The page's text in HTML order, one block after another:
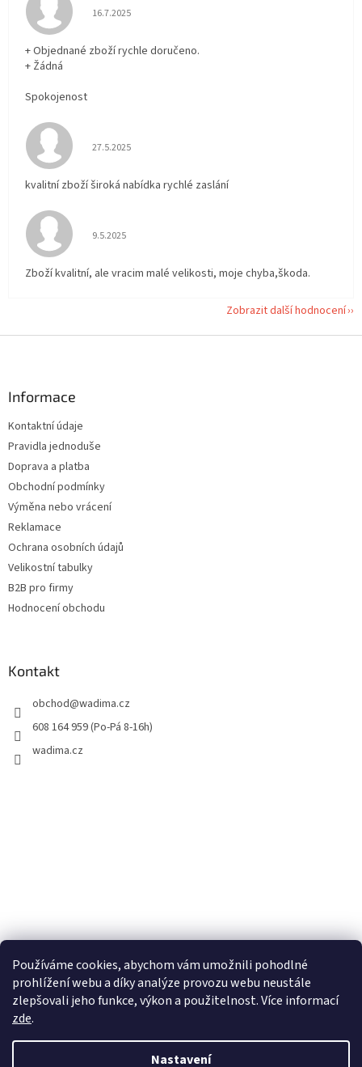
Používáme cookies, abychom vám umožnili pohodlné
prohlížení webu a díky analýze provozu webu neustále
zlepšovali jeho funkce, výkon a použitelnost. Více informací
zde.
Nastavení
Hodnocení obchodu je 5 z 5 hvězdiček.
16.7.2025
+ Objednané zboží rychle doručeno.
+ Žádná
Spokojenost
Hodnocení obchodu je 5 z 5 hvězdiček.
27.5.2025
kvalitní zboží široká nabídka rychlé zaslání
Hodnocení obchodu je 5 z 5 hvězdiček.
9.5.2025
Zboží kvalitní, ale vracim malé velikosti, moje chyba,škoda.
Zobrazit další hodnocení
Informace
Kontaktní údaje
Pravidla jednoduše
Doprava a platba
Obchodní podmínky
Výměna nebo vrácení
Reklamace
Ochrana osobních údajů
Velikostní tabulky
B2B pro firmy
Hodnocení obchodu
Kontakt
obchod@wadima.cz
608 164 959 (Po-Pá 8-16h)
wadima.cz